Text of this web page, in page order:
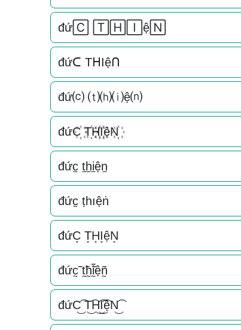
đứ🄲 🅃🄷🄸ệ🄽
đứᑕ TᕼIệᑎ
đứ⒞ ⒯⒣⒤ệ⒩
đứC꙰ T꙰H꙰I꙰ệN꙰
đức̫ t̫h̫i̫ện̫
đức̫ ṭһıệṅ
đứC͙ T͙H͙I͙ệN͙
đức̰̃ t̰̃h̰̃ḭ̃ệñ̰
đứC͜͡ T͜͡H͜͡I͜͡ệN͜͡